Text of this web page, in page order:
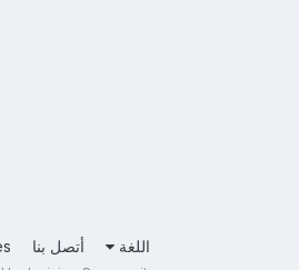
اللغة أتصل بنا